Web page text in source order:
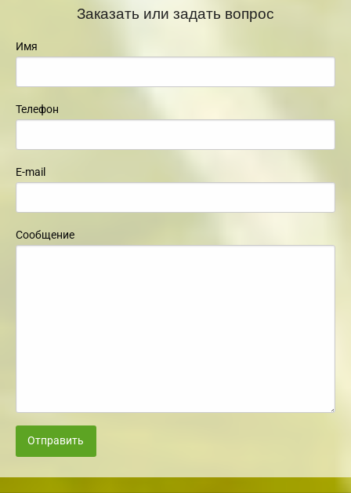
Заказать или задать вопрос
Имя
Телефон
E-mail
Сообщение
Отправить